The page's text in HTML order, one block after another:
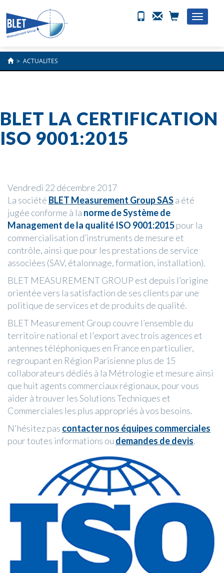
Toggle
> ACTUALITES
BLET LA CERTIFICATION
ISO 9001:2015
Vendredi 22 décembre 2017
La société BLET Measurement Group SASa été
jugée conforme à la norme de Système de
Management de la qualité ISO 9001:2015pour la
commercialisation d’instruments de mesure et
contrôle, ainsi que pour les prestations de service
associées (SAV, étalonnage, formation, installation).
BLET MEASUREMENT GROUP est depuis l’origine
orientée vers la satisfaction de ses clients par une
politique de services et de produits de qualité.
BLET Measurement Group couvre l’ensemble du
territoire national et l'export avec trois agences et
antennes téléphoniques en France en particulier,
regroupant en Région Parisienne plus de 15
collaborateurs dédiés à la Métrologie et mesure ainsi
que huit agents commerciaux régionaux, pour vous
aider à trouver les Solutions Techniques et
Commerciales les plus appropriés à vos besoins.
N'hésitez pas contacter nos équipes commerciales
pour toutes informations ou demandes de devis.